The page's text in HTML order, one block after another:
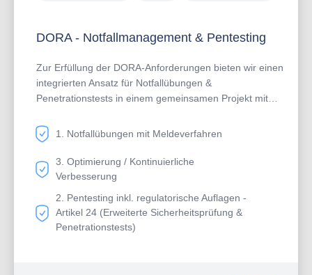
DORA - Notfallmanagement & Pentesting
Zur Erfüllung der DORA-Anforderungen bieten wir einen
integrierten Ansatz für Notfallübungen &
Penetrationstests in einem gemeinsamen Projekt mit
Meldeverfahren ✔ Review (und Optimierung)
Notfallhandbuch und IKT-Geschäftsfortführungsleitlinie
(Art. 10; IKT-bezogenen Vorfällen zur Identifikation und
Analyse von IKT-bezogenen Vorfällen) ✔ Durchführung
✔ Optimierung interner Incident-Response-Prozesse &
Einhaltung der Meldepflichten (Art. 19) ✔
Dokumentation & Maßnahmenableitung zur Stärkung
1. Notfallübungen mit Meldeverfahren
3. Optimierung / Kontinuierliche
Verbesserung
2. Pentesting inkl. regulatorische Auflagen -
Artikel 24 (Erweiterte Sicherheitsprüfung &
Penetrationstests)